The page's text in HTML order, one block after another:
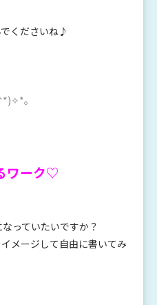
くださいね♪
｡
ワーク♡
っていたいですか？
メージして自由に書いてみ